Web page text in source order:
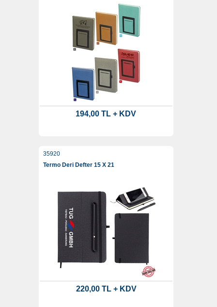
194,00 TL + KDV
35920
Termo Deri Defter 15 X 21
220,00 TL + KDV